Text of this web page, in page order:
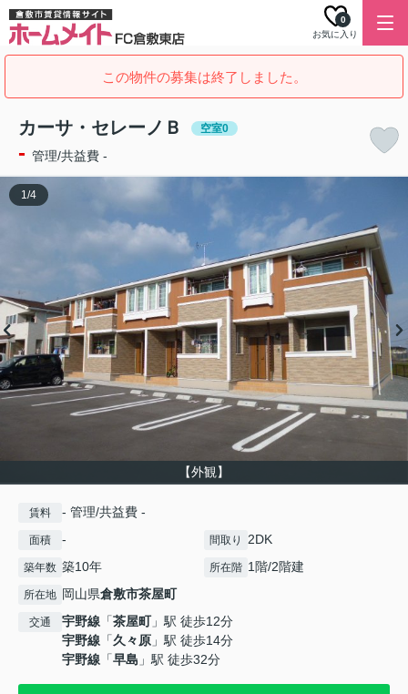
お気に入り
0
この物件の募集は終了しました。
カーサ・セレーノＢ 空室0
- 管理/共益費 -
【外観】
1/4
賃料 - 管理/共益費 -
面積 - 間取り 2DK
築年数 築10年 所在階 1階/2階建
所在地 岡山県倉敷市茶屋町
交通 宇野線 「茶屋町」駅 徒歩12分
宇野線 「久々原 」駅 徒歩14分
宇野線 「早島 」駅 徒歩32分